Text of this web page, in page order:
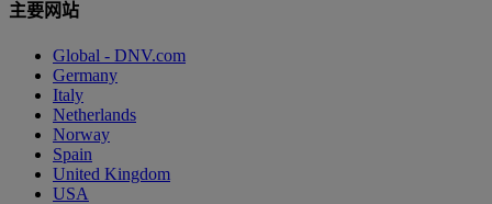
主要网站
Global - DNV.com
Germany
Italy
Netherlands
Norway
Spain
United Kingdom
USA